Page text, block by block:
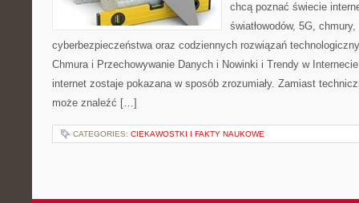
chcą poznać świecie
światłowodów, 5G,
cyberbezpieczeństwa oraz codziennych rozwiązań
Chmura i Przechowywanie Danych i Nowinki i Trendy w
internet zostaje pokazana w sposób zrozumiały. Zamiast
może znaleźć […]
CATEGORIES: CIEKAWOSTKI I FAKTY NAUKOWE